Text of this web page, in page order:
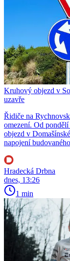
Kruhový objezd v
uzavře
Řidiče na
omezení. Od
objezd v
napojení
Hradecká Drbna
dnes, 13:26
1 min